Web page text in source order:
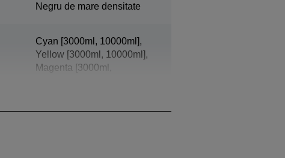
Negru de mare densitate
Cyan [3000ml, 10000ml],
Yellow [3000ml, 10000ml],
Magenta [3000ml,